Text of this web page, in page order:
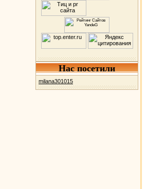
Нас посетили
milana301015